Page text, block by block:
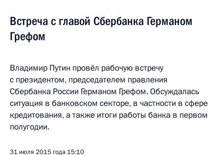
Встреча с главой Сбербанка Германом
Грефом
Владимир Путин провёл рабочую встречу
с президентом, председателем правления
Сбербанка России Германом Грефом. Обсуждалась
ситуация в банковском секторе, в частности в сфере
кредитования, а также итоги работы банка в первом
полугодии.
31 июля 2015 года 15:10